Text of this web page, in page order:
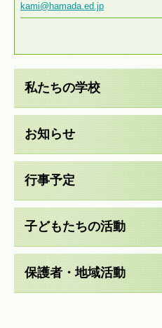
kami@hamada.ed.jp
私たちの学校
お知らせ
行事予定
子どもたちの活動
保護者・地域活動